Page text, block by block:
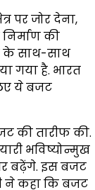
पर जोर देना,
की
के साथ-साथ
गया है. भारत
ये बजट
की तारीफ की.
भविष्योन्मुख
बढ़ेंगे. इस बजट
ने कहा कि बजट